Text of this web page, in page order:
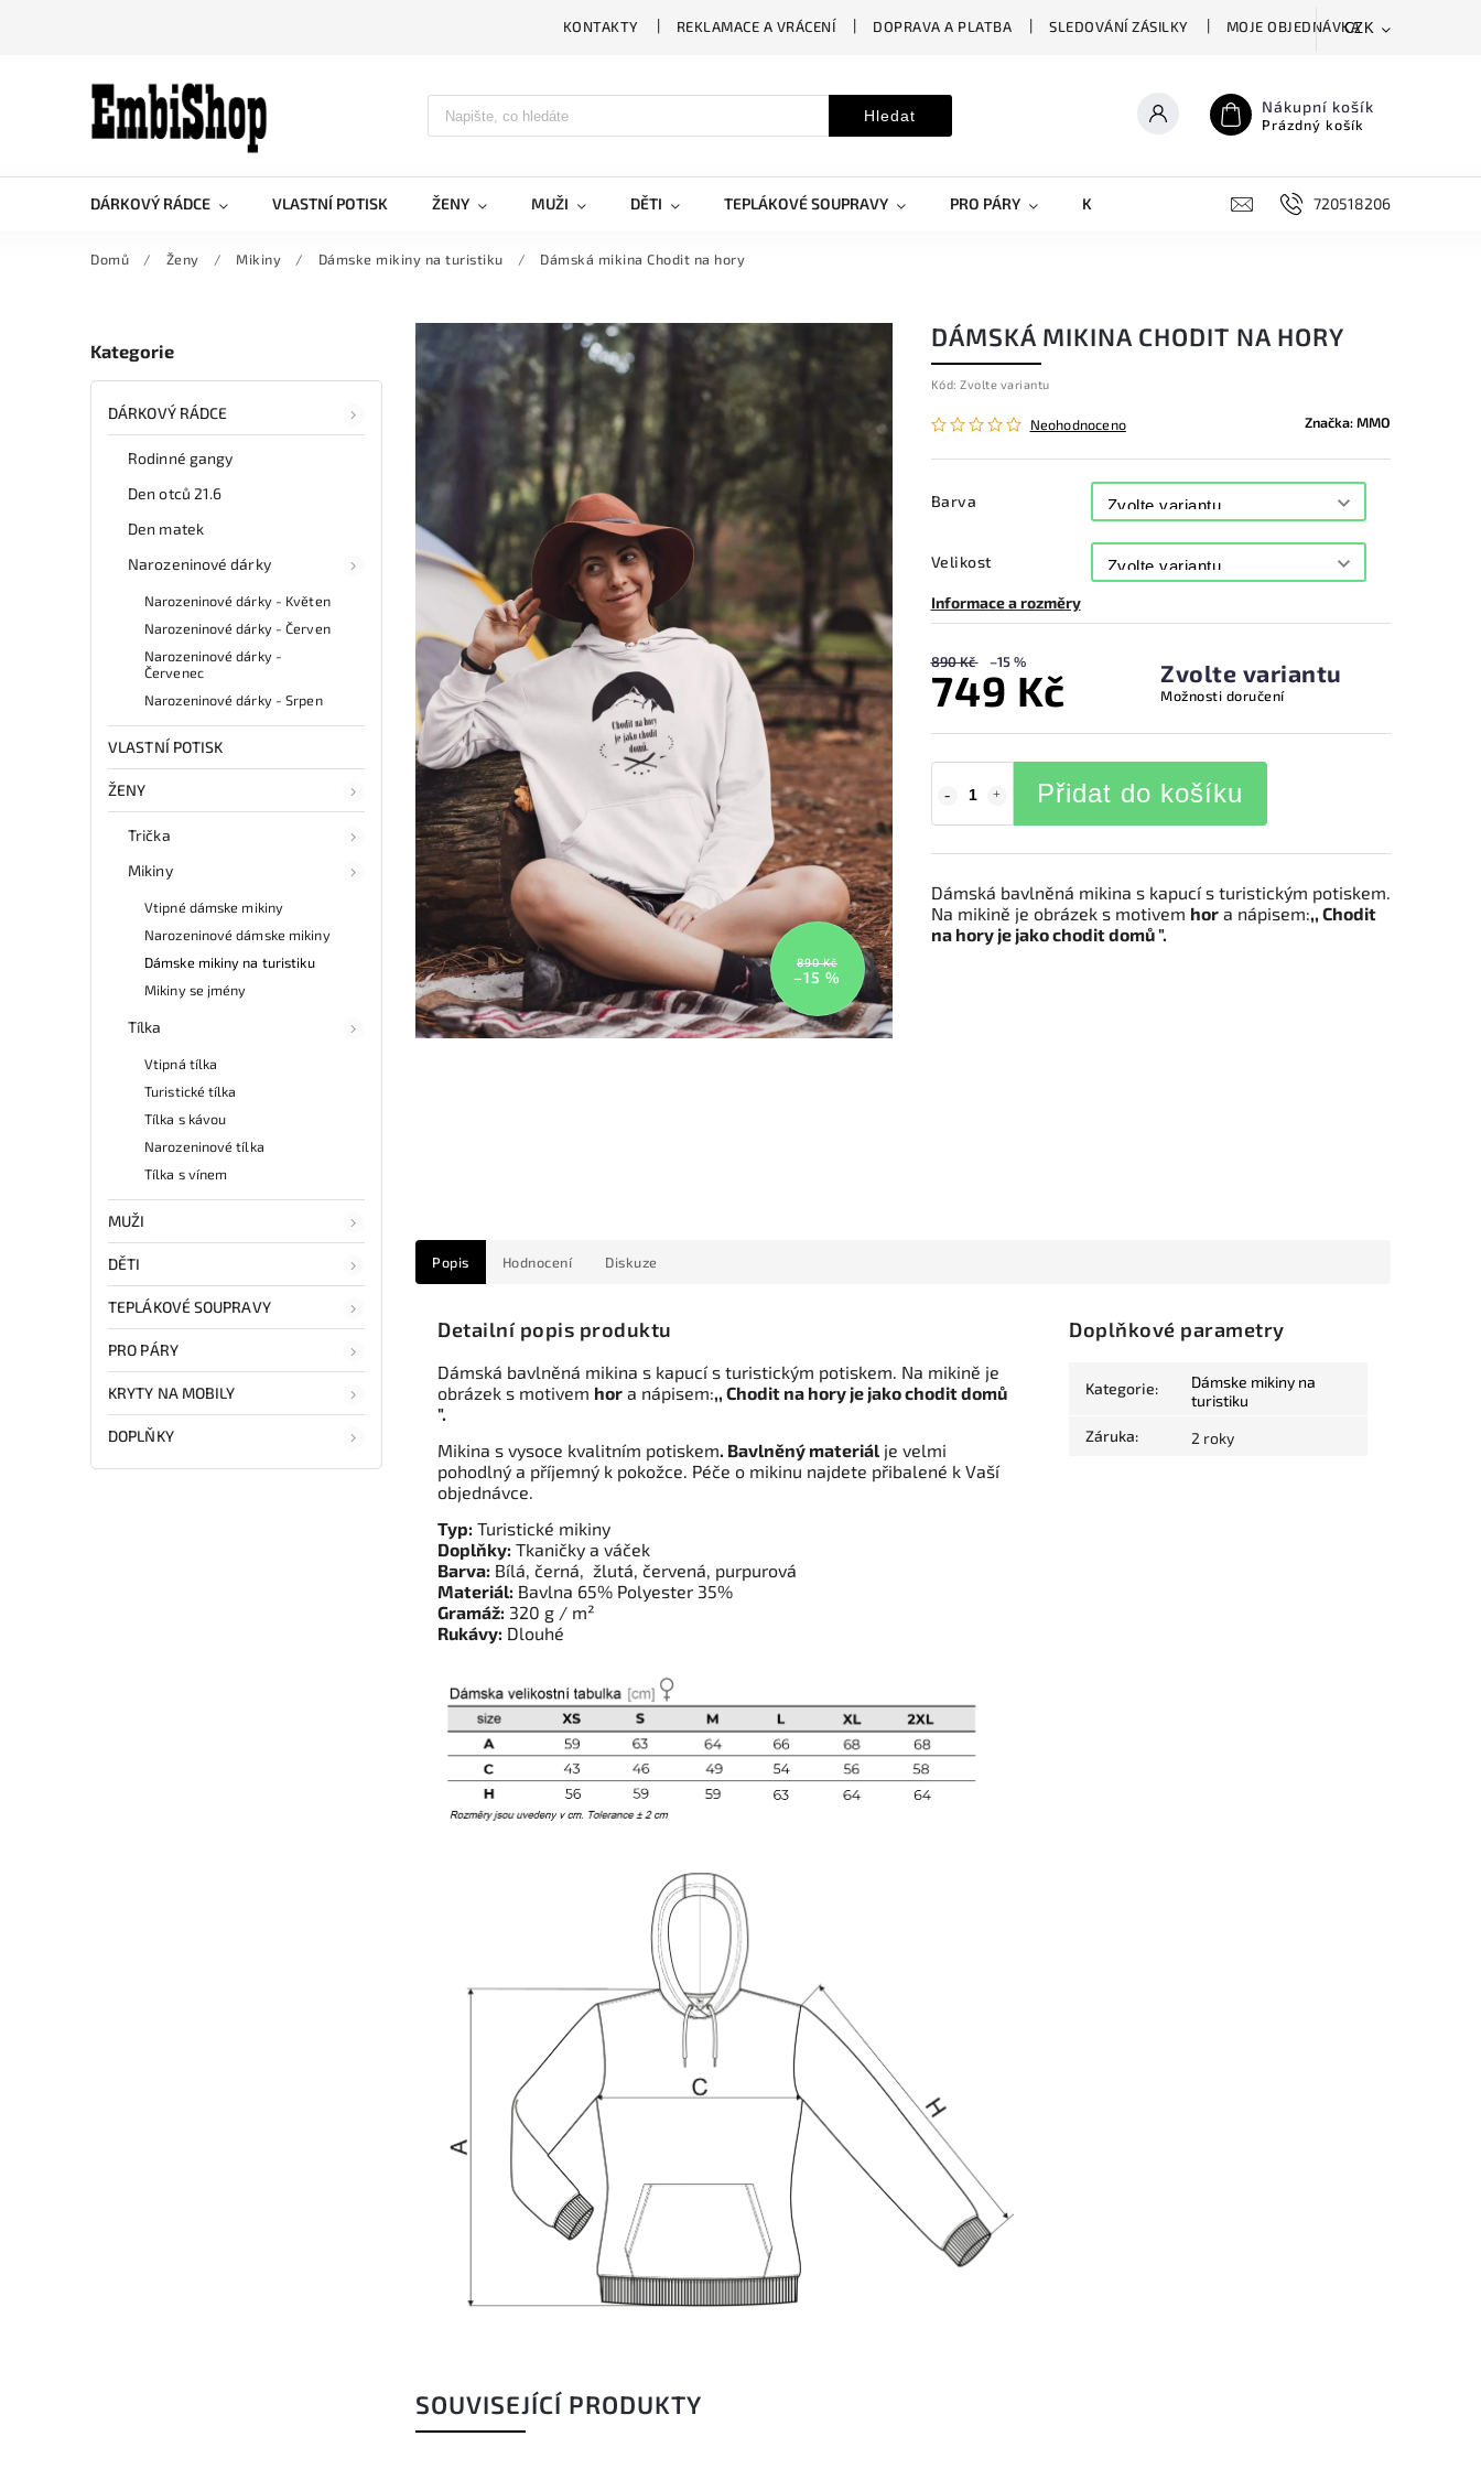
KONTAKTY REKLAMACE A VRÁCENÍ DOPRAVA A PLATBA SLEDOVÁNÍ ZÁSILKY MOJE OBJEDNÁVKACZK
Hledat Nákupní košík
Prázdný košík
DÁRKOVÝ RÁDCE VLASTNÍ POTISK ŽENY MUŽI DĚTI TEPLÁKOVÉ SOUPRAVY PRO PÁRY KRYTY NA MOBILY DOPLŇKY720518206
Domů / Ženy / Mikiny / Dámske mikiny na turistiku / Dámská mikina Chodit na hory
Kategorie
DÁRKOVÝ RÁDCE
Rodinné gangy
Den otců 21.6
Den matek
Narozeninové dárky
Narozeninové dárky - Květen
Narozeninové dárky - Červen
Narozeninové dárky -
Červenec
Narozeninové dárky - Srpen
VLASTNÍ POTISK
ŽENY
Trička
Mikiny
Vtipné dámske mikiny
Narozeninové dámske mikiny
Dámske mikiny na turistiku
Mikiny se jmény
Tílka
Vtipná tílka
Turistické tílka
Tílka s kávou
Narozeninové tílka
Tílka s vínem
MUŽI
DĚTI
TEPLÁKOVÉ SOUPRAVY
PRO PÁRY
KRYTY NA MOBILY
DOPLŇKY
890 Kč
–15 %
DÁMSKÁ MIKINA CHODIT NA HORY
Kód: Zvolte variantu
Neohodnoceno Značka:MMO
Barva
Velikost
Informace a rozměry
890 Kč –15 %
749 Kč Zvolte variantu
Možnosti doručení
Přidat do košíku
Dámská bavlněná mikina s kapucí s turistickým potiskem.
Na mikině je obrázek s motivem hora nápisem:,, Chodit
na hory je jako chodit domů ".
Popis Hodnocení Diskuze
Detailní popis produktu
Dámská bavlněná mikina s kapucí s turistickým potiskem. Na mikině je
obrázek s motivem hor a nápisem:,, Chodit na hory je jako chodit domů
".
Mikina s vysoce kvalitním potiskem. Bavlněný materiál je velmi
pohodlný a příjemný k pokožce. Péče o mikinu najdete přibalené k Vaší
objednávce.
Typ: Turistické mikiny
Doplňky: Tkaničky a váček
Barva: Bílá, černá, žlutá, červená, purpurová
Materiál: Bavlna 65% Polyester 35%
Gramáž: 320 g / m²
Rukávy: Dlouhé
Doplňkové parametry
Kategorie:
Dámske mikiny na
turistiku
Záruka: 2 roky
SOUVISEJÍCÍ PRODUKTY